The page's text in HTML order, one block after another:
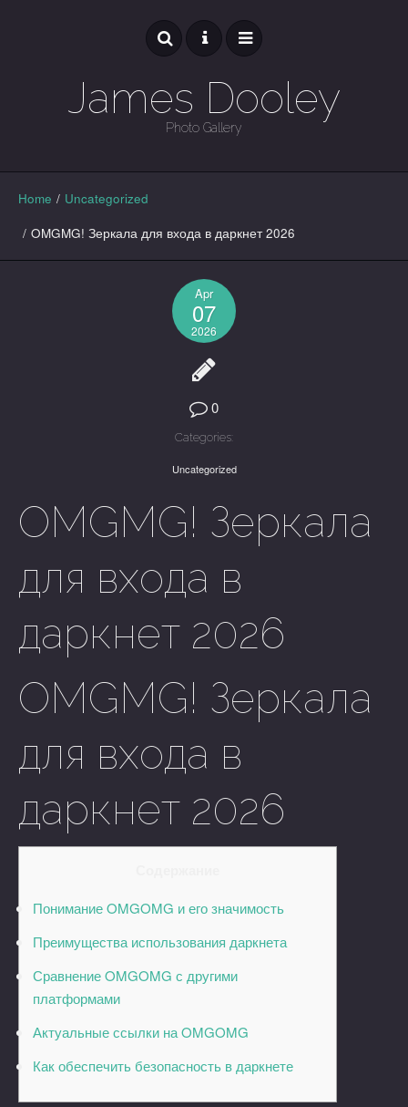
James Dooley
Photo Gallery
GALLERY
Home / Uncategorized
/ OMGMG! Зеркала для входа в даркнет 2026
Apr
07
2026
0
Categories:
Uncategorized
OMGMG! Зеркала
для входа в
даркнет 2026
OMGMG! Зеркала
для входа в
даркнет 2026
Понимание OMGOMG и его значимость
Преимущества использования даркнета
Сравнение OMGOMG с другими
платформами
Актуальные ссылки на OMGOMG
Как обеспечить безопасность в даркнете